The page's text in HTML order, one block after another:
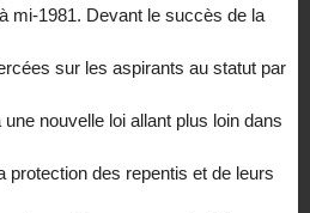
mi-1981. Devant le succès de la
sur les aspirants au statut par
nouvelle loi allant plus loin dans
protection des repentis et de leurs